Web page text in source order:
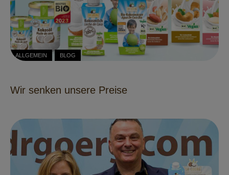
ALLGEMEIN BLOG
Wir senken unsere Preise